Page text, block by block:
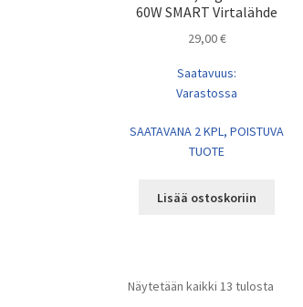
60W SMART Virtalähde
29,00€
Saatavuus:
Varastossa
SAATAVANA 2 KPL, POISTUVA
TUOTE
Lisää ostoskoriin
Näytetään kaikki 13 tulosta